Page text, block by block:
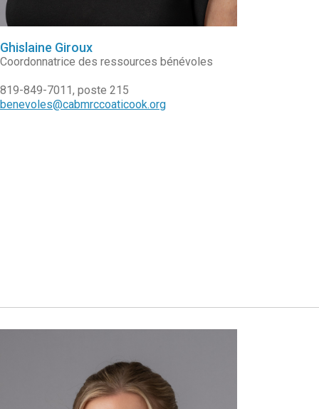
Ghislaine Giroux
Coordonnatrice des ressources bénévoles
819-849-7011, poste 215
benevoles@cabmrccoaticook.org